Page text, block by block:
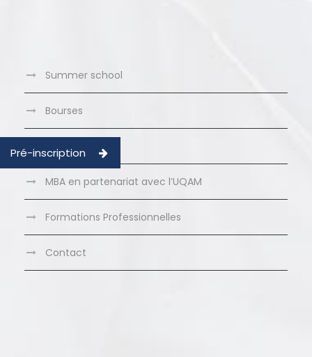
Summer school
Bourses
Clubs LBS
MBA en partenariat avec l’UQAM
Formations Professionnelles
Contact
Pré-inscription